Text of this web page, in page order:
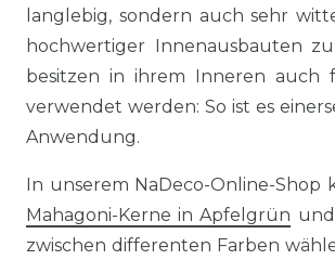
langlebig, sondern auch sehr
hochwertiger Innenausbauten
besitzen in ihrem Inneren auch
verwendet werden: So ist es
Anwendung.
In unserem NaDeco-Online-
Mahagoni-Kerne in Apfelgrün
zwischen differenten Farben